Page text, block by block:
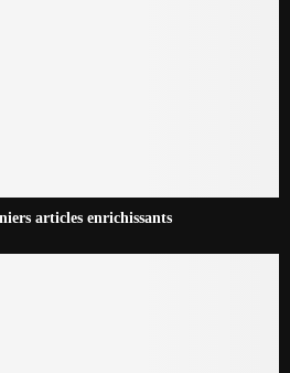
articles enrichissants